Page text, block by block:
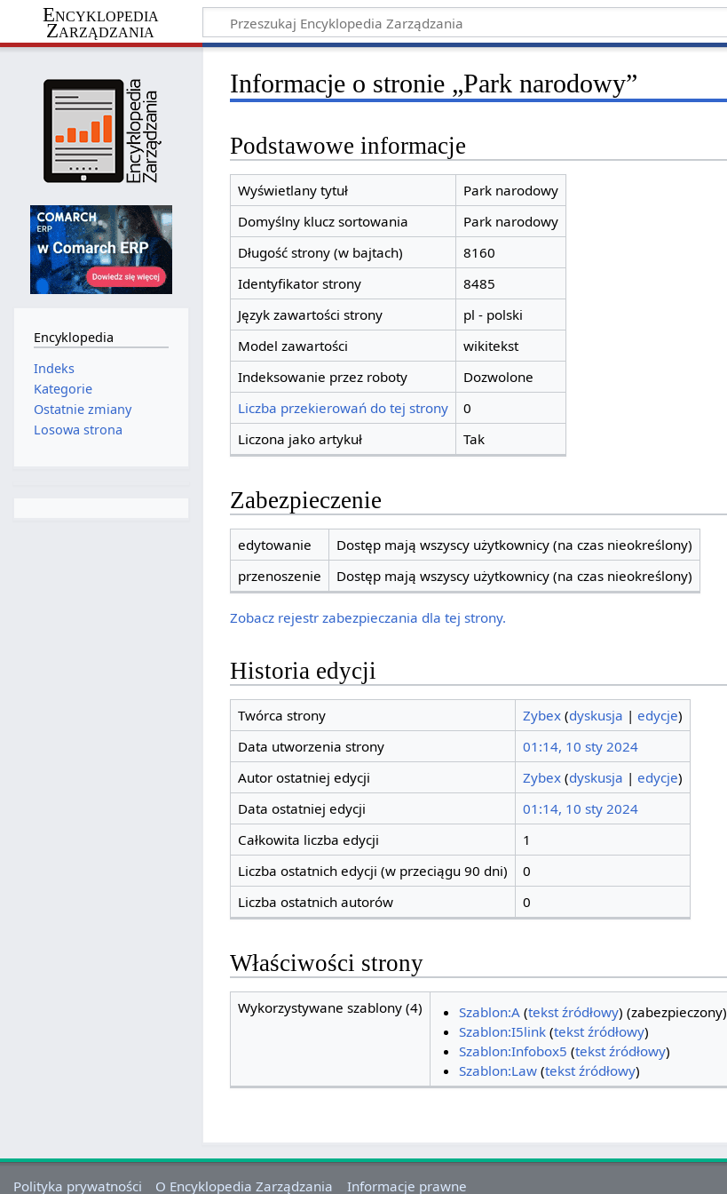
Encyklopedia
Zarządzania
Informacje o stronie „Park narodowy”
Podstawowe informacje
Wyświetlany tytuł
Park narodowy
Domyślny klucz sortowania
Park narodowy
Długość strony (w bajtach)
8160
Identyfikator strony
8485
Język zawartości strony
pl - polski
Model zawartości
wikitekst
Indeksowanie przez roboty
Dozwolone
Liczba przekierowań do tej strony
0
Liczona jako artykuł
Tak
Zabezpieczenie
edytowanie
Dostęp mają wszyscy użytkownicy (na czas nieokreślony)
przenoszenie
Dostęp mają wszyscy użytkownicy (na czas nieokreślony)
Zobacz rejestr zabezpieczania dla tej strony.
Historia edycji
Twórca strony Zybex (dyskusja | edycje)
Data utworzenia strony
01:14, 10 sty 2024
Autor ostatniej edycji
Zybex (dyskusja | edycje)
Data ostatniej edycji
01:14, 10 sty 2024
Całkowita liczba edycji
1
Liczba ostatnich edycji (w przeciągu 90 dni)
0
Liczba ostatnich autorów
0
Właściwości strony
Wykorzystywane szablony (4) Szablon:A (tekst źródłowy) (zabezpieczony)
Szablon:I5link (tekst źródłowy)
Szablon:Infobox5 (tekst źródłowy)
Szablon:Law (tekst źródłowy)
Encyklopedia
Indeks
Kategorie
Ostatnie zmiany
Losowa strona
Polityka prywatności O Encyklopedia Zarządzania Informacje prawne